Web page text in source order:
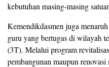
kebutuhan masing-masing
Kemendikdasmen juga
guru yang bertugas di wilayah
(3T). Melalui program
pembangunan maupun